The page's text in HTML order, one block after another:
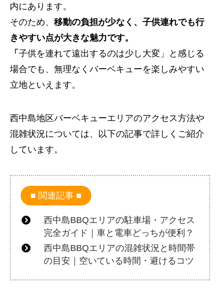
内にあります。
そのため、 移動の負担が少なく、子供連れでも行
きやすい点が大きな魅力です。
「 子供を連れて遠出するのは少し大変」と感じる
場合でも、無理なくバーベキューを楽しみやすい
立地といえます。
西中島地区バーベキューエリアのアクセス方法や
混雑状況については、以下の記事で詳しくご紹介
しています。
関連記事
西中島BBQエリアの駐車場・アクセス
完全ガイド｜車と電車どっちが便利？
西中島BBQエリアの混雑状況と時間帯
の目安｜空いている時間・避けるコツ